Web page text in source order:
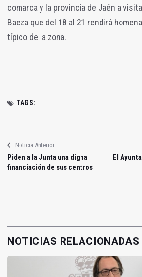
comarca y la provincia de Jaén a
Baeza que del 18 al 21 rendirá
típico de la zona.
TAGS:
Noticia Anterior
Piden a la Junta una digna
financiación de sus centros
El
NOTICIAS RELACIONADAS